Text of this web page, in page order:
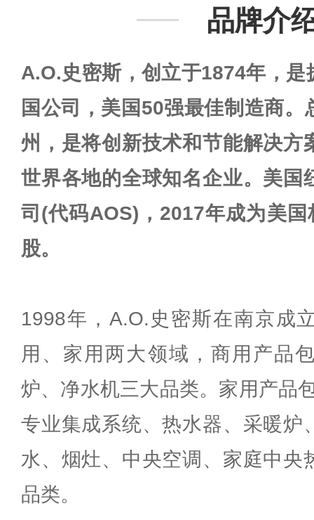
品牌介
A.O.史密斯，创立于1874年，是
国公司，美国50强最佳制造商
州，是将创新技术和节能解决方
世界各地的全球知名企业。美国
司(代码AOS)，2017年成为美
股。
1998年，A.O.史密斯在南京成
用、家用两大领域，商用产品
炉、净水机三大品类。家用产品
专业集成系统、热水器、采暖炉
水、烟灶、中央空调、家庭中央
品类。